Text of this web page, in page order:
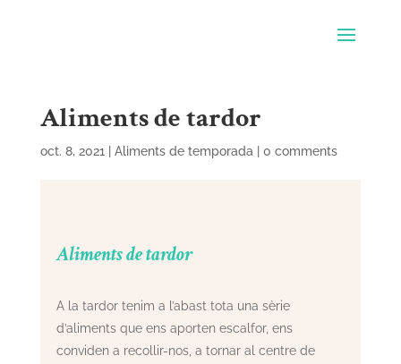
Aliments de tardor
oct. 8, 2021 Aliments de temporada 0 comments
Aliments de tardor
A la tardor tenim a l’abast tota una sèrie
d’aliments que ens aporten escalfor, ens
conviden a recollir-nos, a tornar al centre de